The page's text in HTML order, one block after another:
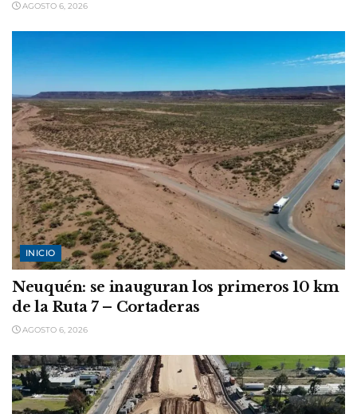
AGOSTO 6, 2026
INICIO
Neuquén: se inauguran los primeros 10 km
de la Ruta 7 – Cortaderas
AGOSTO 6, 2026